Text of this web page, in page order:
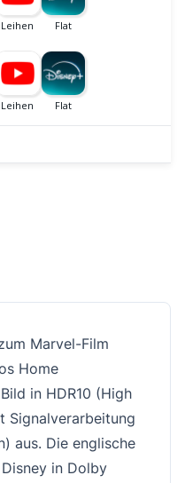
Marvel-Film
Home
in HDR10 (High
Signalverarbeitung
aus. Die englische
in Dolby